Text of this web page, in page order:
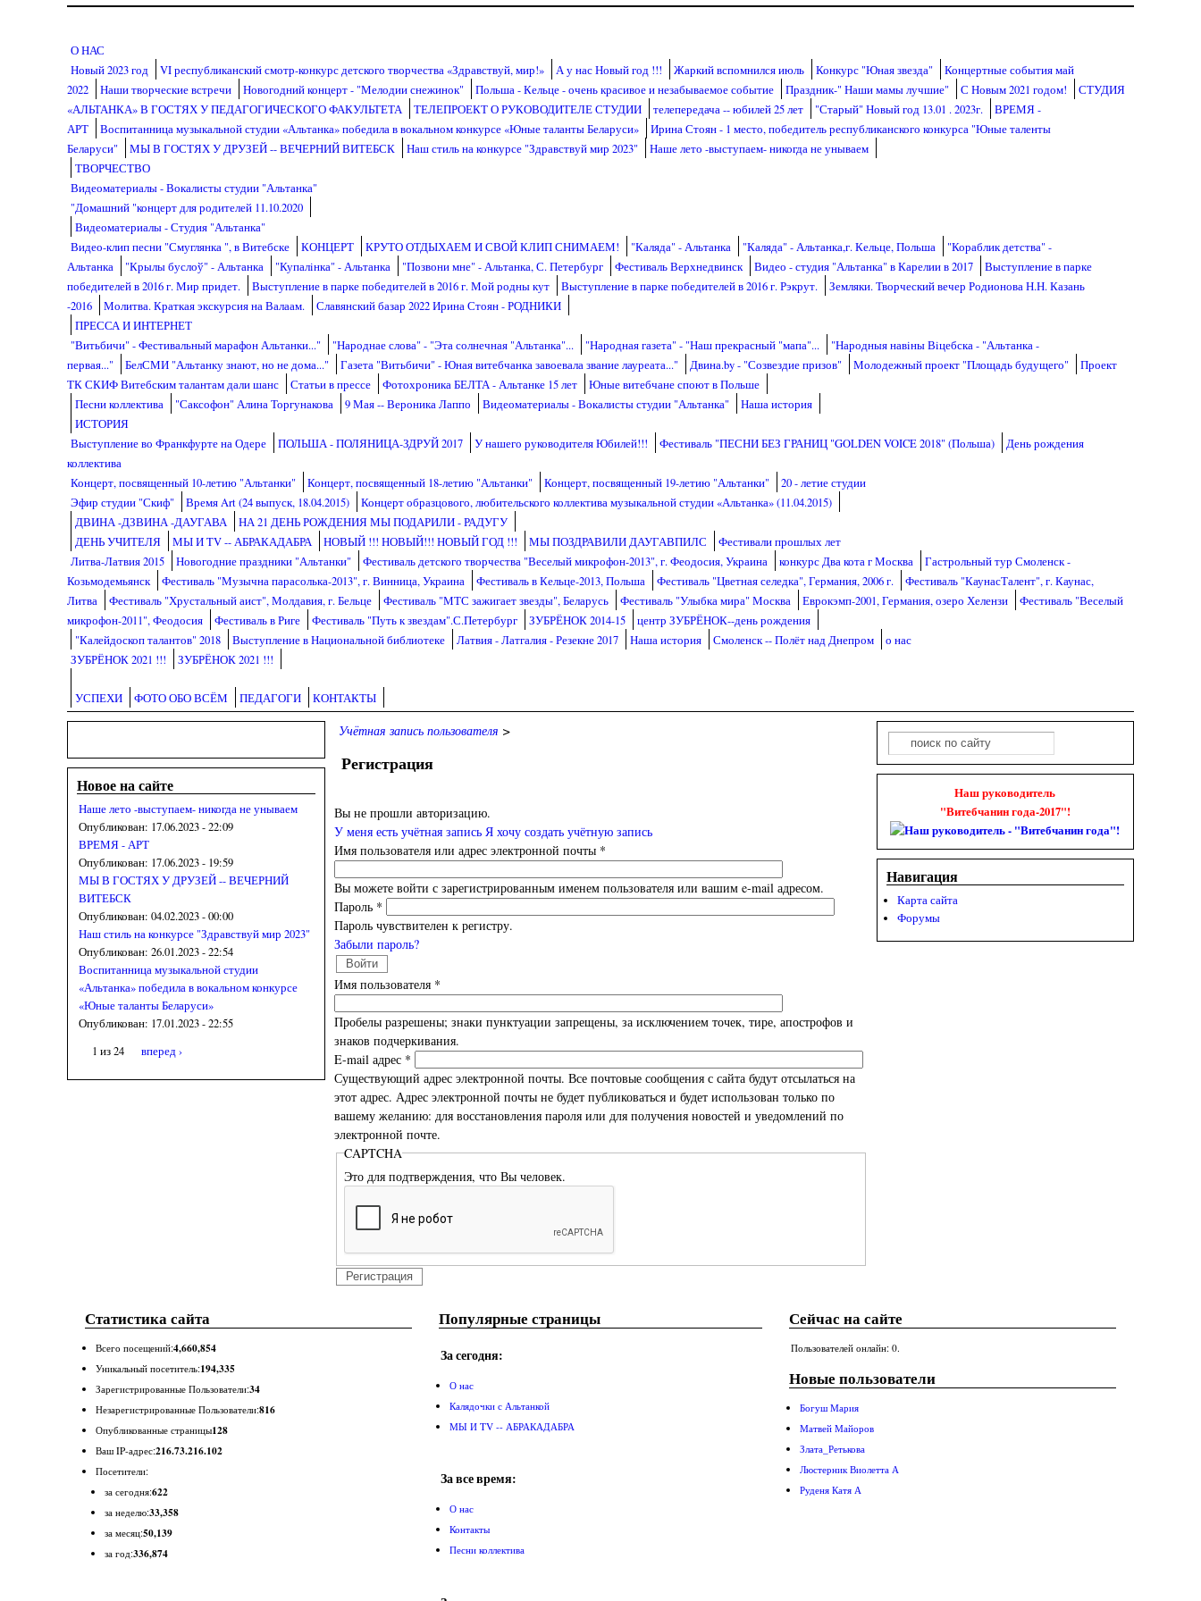
Перейти к основному содержанию
О НАС
Новый 2023 год
VI республиканский смотр-конкурс детского творчества «Здравствуй, мир!» А у нас Новый год !!! Жаркий вспомнился июль Конкурс "Юная звезда"
Концертные события май
2022
Наши творческие встречи Новогодний концерт - "Мелодии снежинок" Польша - Кельце - очень красивое и незабываемое событие Праздник-" Наши мамы лучшие" С Новым 2021 годом!
СТУДИЯ
«АЛЬТАНКА» В ГОСТЯХ У ПЕДАГОГИЧЕСКОГО ФАКУЛЬТЕТА
ТЕЛЕПРОЕКТ О РУКОВОДИТЕЛЕ СТУДИИ телепередача -- юбилей 25 лет "Старый" Новый год 13.01 . 2023г.
ВРЕМЯ -
АРТ
Воспитанница музыкальной студии «Альтанка» победила в вокальном конкурсе «Юные таланты Беларуси»
Ирина Стоян - 1 место, победитель республиканского конкурса "Юные таленты
Беларуси"
МЫ В ГОСТЯХ У ДРУЗЕЙ -- ВЕЧЕРНИЙ ВИТЕБСК Наш стиль на конкурсе "Здравствуй мир 2023"
Наше лето -выступаем- никогда не унываем
ТВОРЧЕСТВО
Видеоматериалы - Вокалисты студии "Альтанка"
"Домашний "концерт для родителей 11.10.2020
Видеоматериалы - Студия "Альтанка"
Видео-клип песни "Смуглянка ", в Витебске
КОНЦЕРТ КРУТО ОТДЫХАЕМ И СВОЙ КЛИП СНИМАЕМ! "Каляда" - Альтанка "Каляда" - Альтанка,г. Кельце, Польша
"Кораблик детства" -
Альтанка
"Крылы буслоў" - Альтанка "Купалiнка" - Альтанка "Позвони мне" - Альтанка, С. Петербург Фестиваль Верхнедвинск Видео - студия "Альтанка" в Карелии в 2017
Выступление в парке
победителей в 2016 г. Мир придет.
Выступление в парке победителей в 2016 г. Мой родны кут Выступление в парке победителей в 2016 г. Рэкрут.
Земляки. Творческий вечер Родионова Н.Н. Казань
-2016
Молитва. Краткая экскурсия на Валаам.
Славянский базар 2022 Ирина Стоян - РОДНИКИ
ПРЕССА И ИНТЕРНЕТ
"Витьбичи" - Фестивальный марафон Альтанки..."
"Народнае слова" - "Эта солнечная "Альтанка"... "Народная газета" - "Наш прекрасный "мапа"...
"Народныя навiны Вiцебска - "Альтанка -
первая..."
БелСМИ "Альтанку знают, но не дома..." Газета "Витьбичи" - Юная витебчанка завоевала звание лауреата..." Двина.by - "Созвездие призов" Молодежный проект "Площадь будущего"
Проект
ТК СКИФ Витебским талантам дали шанс
Статьи в прессе Фотохроника БЕЛТА - Альтанке 15 лет
Юные витебчане споют в Польше
Песни коллектива
"Саксофон" Алина Торгунакова 9 Мая -- Вероника Лаппо Видеоматериалы - Вокалисты студии "Альтанка"
Наша история
ИСТОРИЯ
Выступление во Франкфурте на Одере
ПОЛЬША - ПОЛЯНИЦА-ЗДРУЙ 2017 У нашего руководителя Юбилей!!! Фестиваль "ПЕСНИ БЕЗ ГРАНИЦ "GOLDEN VOICE 2018" (Польша)
День рождения
коллектива
Концерт, посвященный 10-летию "Альтанки"
Концерт, посвященный 18-летию "Альтанки" Концерт, посвященный 19-летию "Альтанки"
20 - летие студии
Эфир студии "Скиф"
Время Art (24 выпуск, 18.04.2015)
Концерт образцового, любительского коллектива музыкальной студии «Альтанка» (11.04.2015)
ДВИНА -ДЗВИНА -ДАУГАВА
НА 21 ДЕНЬ РОЖДЕНИЯ МЫ ПОДАРИЛИ - РАДУГУ
ДЕНЬ УЧИТЕЛЯ
МЫ И TV -- АБРАКАДАБРА НОВЫЙ !!! НОВЫЙ!!! НОВЫЙ ГОД !!! МЫ ПОЗДРАВИЛИ ДАУГАВПИЛС
Фестивали прошлых лет
Литва-Латвия 2015
Новогодние праздники "Альтанки" Фестиваль детского творчества "Веселый микрофон-2013", г. Феодосия, Украина конкурс Два кота г Москва
Гастрольный тур Смоленск -
Козьмодемьянск
Фестиваль "Музычна парасолька-2013", г. Винница, Украина Фестиваль в Кельце-2013, Польша Фестиваль "Цветная селедка", Германия, 2006 г.
Фестиваль "КаунасТалент", г. Каунас,
Литва
Фестиваль "Хрустальный аист", Молдавия, г. Бельце Фестиваль "МТС зажигает звезды", Беларусь Фестиваль "Улыбка мира" Москва Еврокэмп-2001, Германия, озеро Хелензи
Фестиваль "Веселый
микрофон-2011", Феодосия
Фестиваль в Риге Фестиваль "Путь к звездам".С.Петербург ЗУБРЁНОК 2014-15
центр ЗУБРЁНОК--день рождения
"Калейдоскоп талантов" 2018
Выступление в Национальной библиотеке Латвия - Латгалия - Резекне 2017 Наша история Смоленск -- Полёт над Днепром
о нас
ЗУБРЁНОК 2021 !!!
ЗУБРЁНОК 2021 !!!
УСПЕХИ ФОТО ОБО ВСЁМ ПЕДАГОГИ КОНТАКТЫ
Учётная запись пользователя >
Регистрация
Вы не прошли авторизацию.
У меня есть учётная запись Я хочу создать учётную запись
Имя пользователя или адрес электронной почты *
Вы можете войти с зарегистрированным именем пользователя или вашим e-mail адресом.
Пароль *
Пароль чувствителен к регистру.
Забыли пароль?
Имя пользователя *
Пробелы разрешены; знаки пунктуации запрещены, за исключением точек, тире, апострофов и
знаков подчеркивания.
E-mail адрес *
Существующий адрес электронной почты. Все почтовые сообщения с сайта будут отсылаться на
этот адрес. Адрес электронной почты не будет публиковаться и будет использован только по
вашему желанию: для восстановления пароля или для получения новостей и уведомлений по
электронной почте.
CAPTCHA
Это для подтверждения, что Вы человек.
Новое на сайте
Наше лето -выступаем- никогда не унываем
Опубликован: 17.06.2023 - 22:09
ВРЕМЯ - АРТ
Опубликован: 17.06.2023 - 19:59
МЫ В ГОСТЯХ У ДРУЗЕЙ -- ВЕЧЕРНИЙ
ВИТЕБСК
Опубликован: 04.02.2023 - 00:00
Наш стиль на конкурсе "Здравствуй мир 2023"
Опубликован: 26.01.2023 - 22:54
Воспитанница музыкальной студии
«Альтанка» победила в вокальном конкурсе
«Юные таланты Беларуси»
Опубликован: 17.01.2023 - 22:55
1 из 24
вперед ›
Форма поиска
Поиск
Наш руководитель
"Витебчанин года-2017"!
Навигация
Карта сайта
Форумы
Статистика сайта
Всего посещений:4,660,854
Уникальный посетитель:194,335
Зарегистрированные Пользователи:34
Незарегистрированные Пользователи:816
Опубликованные страницы128
Ваш IP-адрес:216.73.216.102
Посетители:
за сегодня:622
за неделю:33,358
за месяц:50,139
за год:336,874
Популярные страницы
За сегодня:
О нас
Калядочки с Альтанкой
МЫ И TV -- АБРАКАДАБРА
За все время:
О нас
Контакты
Песни коллектива
Сейчас на сайте
Пользователей онлайн: 0.
Новые пользователи
Богуш Мария
Матвей Майоров
Злата_Ретькова
Люстерник Виолетта А
Руденя Катя А